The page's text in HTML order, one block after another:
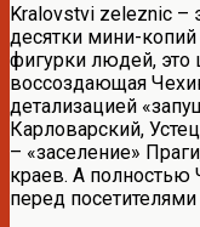
Kralovstvi zeleznic –
десятки мини-
фигурки людей, это
воссоздающая
детализацией
Карловарский,
– «заселение»
краев. А полностью
перед